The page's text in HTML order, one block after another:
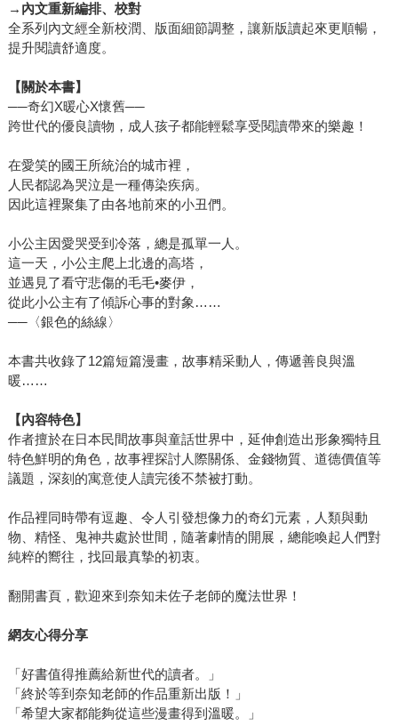
→ 內文重新編排、校對
全系列內文經全新校潤、版面細節調整，讓新版讀起來更順暢，
提升閱讀舒適度。
【關於本書】
──奇幻X暖心X懷舊──
跨世代的優良讀物，成人孩子都能輕鬆享受閱讀帶來的樂趣！
在愛笑的國王所統治的城市裡，
人民都認為哭泣是一種傳染疾病。
因此這裡聚集了由各地前來的小丑們。
小公主因愛哭受到冷落，總是孤單一人。
這一天，小公主爬上北邊的高塔，
並遇見了看守悲傷的毛毛•麥伊，
從此小公主有了傾訴心事的對象……
──〈銀色的絲線〉
本書共收錄了12篇短篇漫畫，故事精采動人，傳遞善良與溫
暖……
【內容特色】
作者擅於在日本民間故事與童話世界中，延伸創造出形象獨特且
特色鮮明的角色，故事裡探討人際關係、金錢物質、道德價值等
議題，深刻的寓意使人讀完後不禁被打動。
作品裡同時帶有逗趣、令人引發想像力的奇幻元素，人類與動
物、精怪、鬼神共處於世間，隨著劇情的開展，總能喚起人們對
純粹的嚮往，找回最真摯的初衷。
翻開書頁，歡迎來到奈知未佐子老師的魔法世界！
網友心得分享
「好書值得推薦給新世代的讀者。」
「終於等到奈知老師的作品重新出版！」
「希望大家都能夠從這些漫畫得到溫暖。」